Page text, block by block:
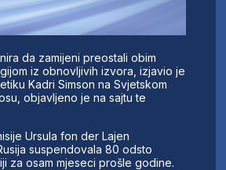
da zamijeni preostali obim
iz obnovljivih izvora, izjavio je
Kadri Simson na Svjetskom
objavljeno je na sajtu te
Ursula fon der Lajen
suspendovala 80 odsto
za osam mjeseci prošle godine.